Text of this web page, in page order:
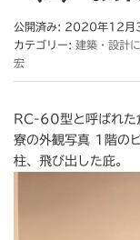
公開済み: 2020年12月
カテゴリー: 建築・設計
宏
RC-60型と呼ばれた
寮の外観写真 1階の
柱、飛び出した庇。